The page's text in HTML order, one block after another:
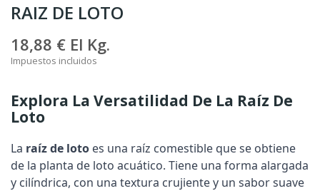
RAIZ DE LOTO
18,88 € El Kg.
Impuestos incluidos
Explora La Versatilidad De La Raíz De
Loto
La raíz de loto es una raíz comestible que se obtiene
de la planta de loto acuático. Tiene una forma alargada
y cilíndrica, con una textura crujiente y un sabor suave